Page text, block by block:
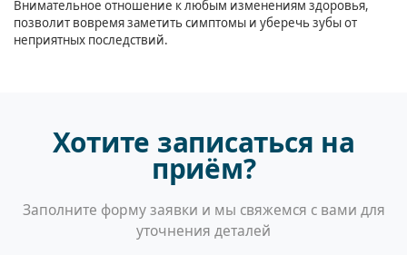
Внимательное отношение к любым изменениям здоровья,
позволит вовремя заметить симптомы и уберечь зубы от
неприятных последствий.
Хотите записаться на
приём?
Заполните форму заявки и мы свяжемся с вами для
уточнения деталей